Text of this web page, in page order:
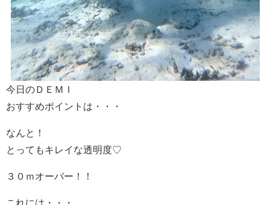
今日のＤＥＭＩ
おすすめポイントは・・・
なんと！
とってもキレイな透明度♡
３０ｍオーバー！！
これには・・・